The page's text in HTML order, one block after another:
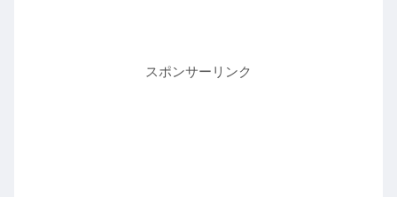
スポンサーリンク